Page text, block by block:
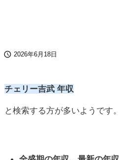
 2026年6月18日
チェリー吉武 年収
と検索する方が多いようです。